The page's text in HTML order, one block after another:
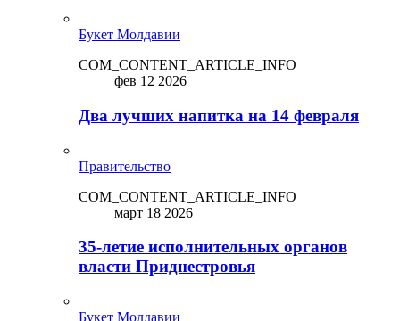
Букет Молдавии
COM_CONTENT_ARTICLE_INFO
фев 12 2026
Два лучших напитка на 14 февраля
Правительство
COM_CONTENT_ARTICLE_INFO
март 18 2026
35-летие исполнительных органов
власти Приднестровья
Букет Молдавии